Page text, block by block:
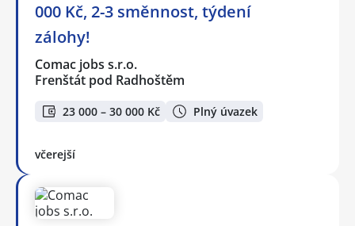
000 Kč, 2-3 směnnost, týdení
zálohy!
Comac jobs s.r.o.
Frenštát pod Radhoštěm
23 000 – 30 000 Kč Plný úvazek
včerejší